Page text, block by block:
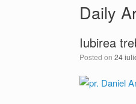
Daily
Iubirea
Posted on 24